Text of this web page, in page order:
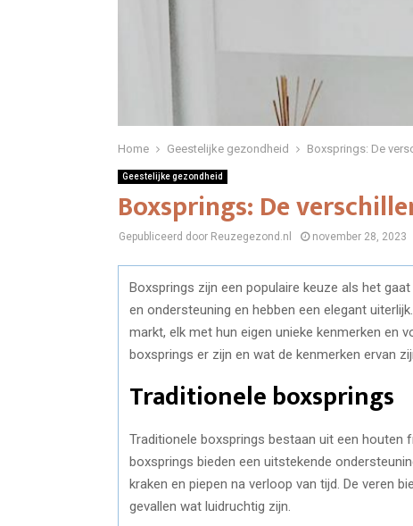
Home Geestelijke gezondheid Boxsprings: De
Geestelijke gezondheid
Boxsprings: De
Gepubliceerd door Reuzegezond.nl november 28, 2023
Boxsprings zijn een populaire keuze als het
en ondersteuning en hebben een elegant
markt, elk met hun eigen unieke kenmerken en
boxsprings er zijn en wat de kenmerken ervan
Traditionele boxsprings
Traditionele boxsprings bestaan uit een houten
boxsprings bieden een uitstekende
kraken en piepen na verloop van tijd. De veren
gevallen wat luidruchtig zijn.